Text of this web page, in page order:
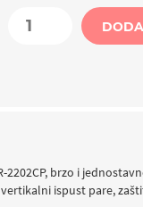
brzo i
ispust pare,